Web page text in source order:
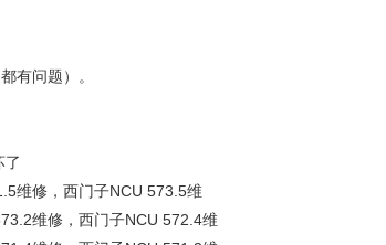
有问题）。
了
维修，西门子NCU 573.5维
维修，西门子NCU 572.4维